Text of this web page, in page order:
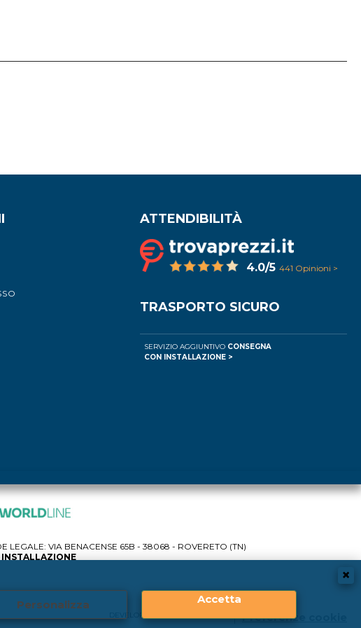
Personalizza Accetta
ATTENDIBILITÀ
4.0/5 441 Opinioni >
TRASPORTO SICURO
SERVIZIO AGGIUNTIVO CONSEGNA
CON INSTALLAZIONE >
LEGALE: VIA BENACENSE 65B - 38068 - ROVERETO (TN)
INSTALLAZIONE
DEVELOPER | Preferenze cookie